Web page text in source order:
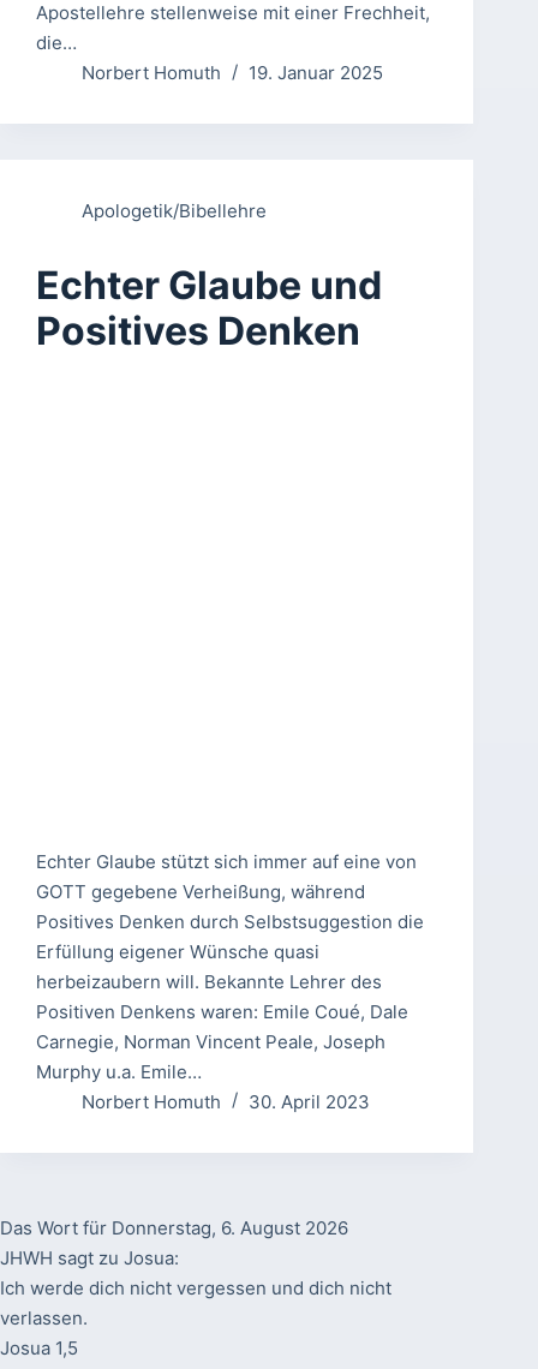
Apostellehre stellenweise mit einer Frechheit,
die…
Norbert Homuth
19. Januar 2025
Apologetik/Bibellehre
Echter Glaube und
Positives Denken
Echter Glaube stützt sich immer auf eine von
GOTT gegebene Verheißung, während
Positives Denken durch Selbstsuggestion die
Erfüllung eigener Wünsche quasi
herbeizaubern will. Bekannte Lehrer des
Positiven Denkens waren: Emile Coué, Dale
Carnegie, Norman Vincent Peale, Joseph
Murphy u.a. Emile…
Norbert Homuth
30. April 2023
Das Wort für Donnerstag, 6. August 2026
JHWH sagt zu Josua:
Ich werde dich nicht vergessen und dich nicht
verlassen.
Josua 1,5